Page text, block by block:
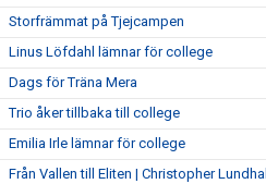
Storfrämmat på Tjejcampen
Linus Löfdahl lämnar för college
Dags för Träna Mera
Trio åker tillbaka till college
Emilia Irle lämnar för college
Från Vallen till Eliten | Christopher Lundhall